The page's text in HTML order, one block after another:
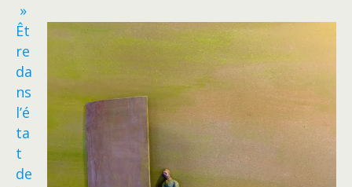
»
Êt
re
da
ns
l’é
ta
t
de